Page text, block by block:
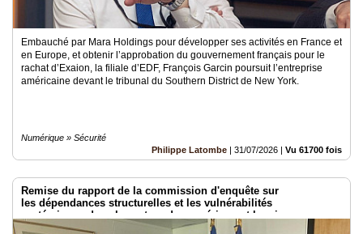
Inscription
pro
Accès
éditeur
Embauché par Mara Holdings pour développer ses activités en France et
en Europe, et obtenir l’approbation du gouvernement français pour le
rachat d’Exaion, la filiale d’EDF, François Garcin poursuit l’entreprise
américaine devant le tribunal du Southern District de New York.
Numérique » Sécurité
Philippe Latombe | 31/07/2026 | Vu 61700 fois
Remise du rapport de la commission d'enquête sur
les dépendances structurelles et les vulnérabilités
systémiques dans le secteur du numérique et les risques pour
l’indépendance de la France